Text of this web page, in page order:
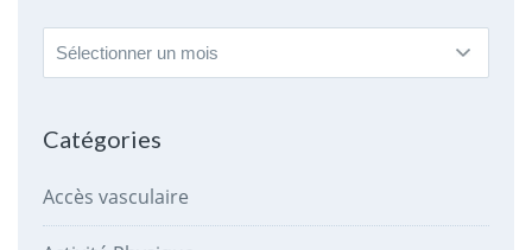
Archives
Catégories
Accès vasculaire